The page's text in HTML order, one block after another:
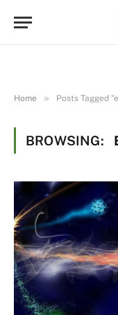
Home » Posts Tagged
BROWSING: